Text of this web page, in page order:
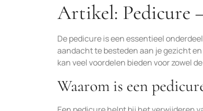
Artikel: Pedicure
De pedicure is een essentieel
aandacht te besteden aan je gezicht
kan veel voordelen bieden voor zowel
Waarom is een